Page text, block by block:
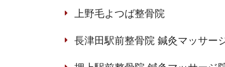
上野毛よつば整骨院
長津田駅前整骨院 鍼灸マッサー